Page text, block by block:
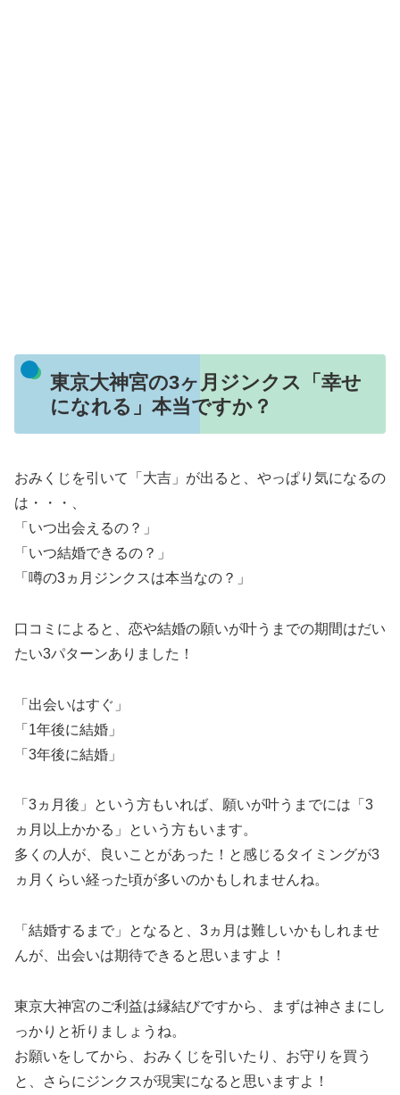
東京大神宮の3ヶ月ジンクス「幸せ
になれる」本当ですか？
おみくじを引いて「大吉」が出ると、やっぱり気になるの
は・・・、
「いつ出会えるの？」
「いつ結婚できるの？」
「噂の3ヵ月ジンクスは本当なの？」
口コミによると、恋や結婚の願いが叶うまでの期間はだい
たい3パターンありました！
「出会いはすぐ」
「1年後に結婚」
「3年後に結婚」
「3ヵ月後」という方もいれば、願いが叶うまでには「3
ヵ月以上かかる」という方もいます。
多くの人が、良いことがあった！と感じるタイミングが3
ヵ月くらい経った頃が多いのかもしれませんね。
「結婚するまで」となると、3ヵ月は難しいかもしれませ
んが、出会いは期待できると思いますよ！
東京大神宮のご利益は縁結びですから、まずは神さまにし
っかりと祈りましょうね。
お願いをしてから、おみくじを引いたり、お守りを買う
と、さらにジンクスが現実になると思いますよ！